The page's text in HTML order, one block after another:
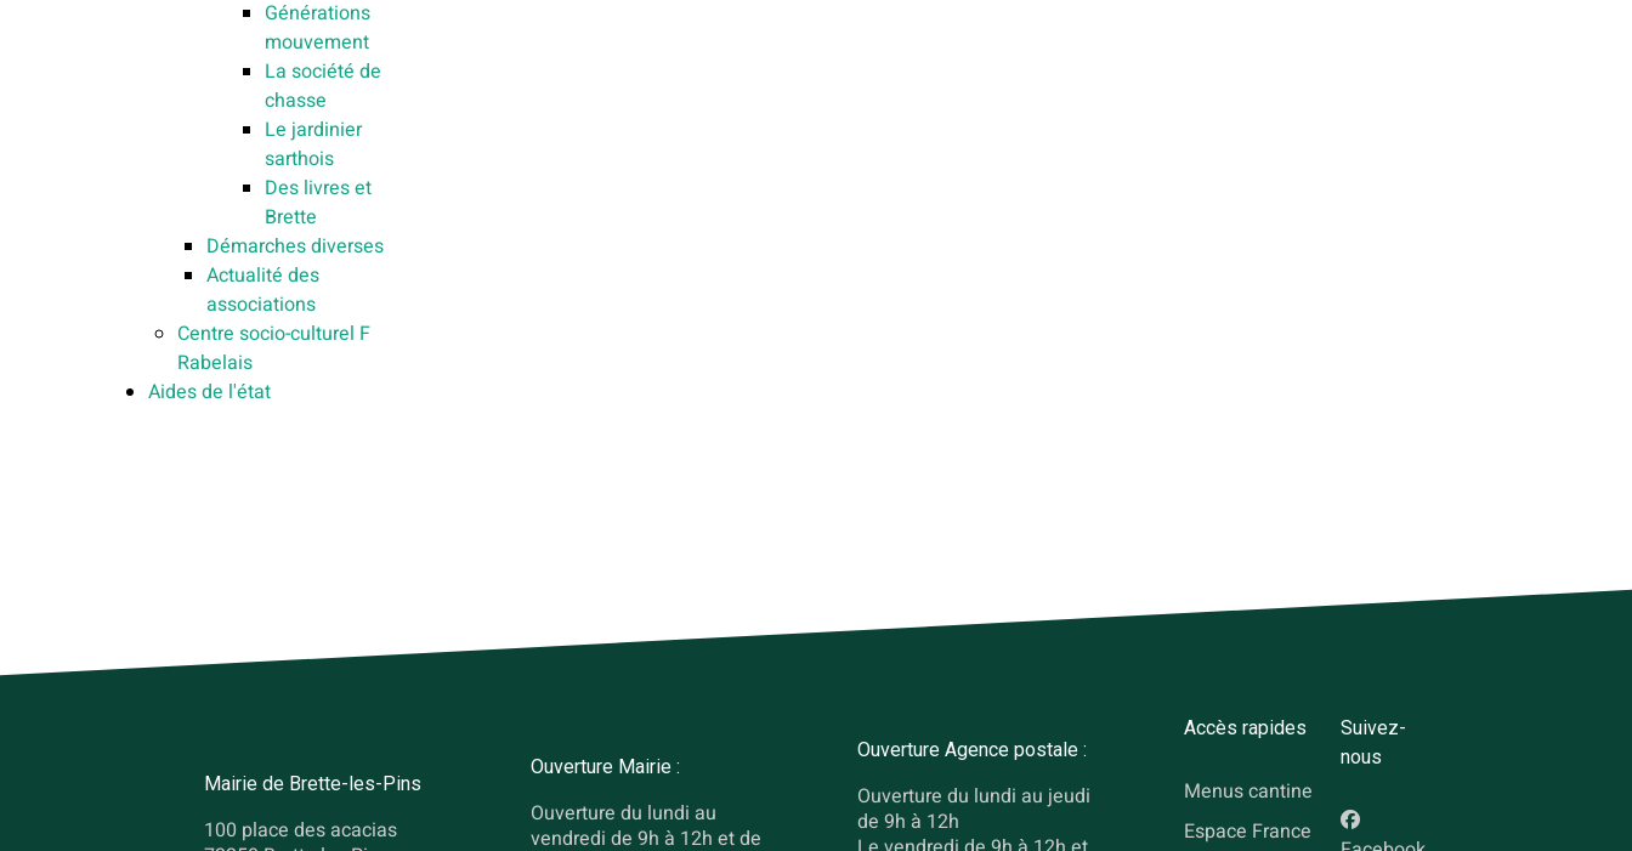
Générations
mouvement
La société de
chasse
Le jardinier
sarthois
Des livres et
Brette
Démarches diverses
Actualité des
associations
Centre socio-culturel F
Rabelais
Aides de l'état
Mairie de Brette-les-Pins
100 place des acacias
Ouverture Mairie :
Ouverture du lundi au
vendredi de 9h à 12h et de
Ouverture Agence postale :
Ouverture du lundi au jeudi
de 9h à 12h
Accès rapides
Menus cantine
Espace France
Suivez-
nous